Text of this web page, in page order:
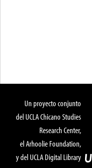
Un proyecto conjunto
del UCLA Chicano Studies
Research Center,
el Arhoolie Foundation,
y del UCLA Digital Library